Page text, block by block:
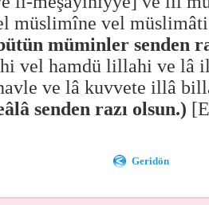
müslimîne vel
müminler senden
vel hamdü lillahi ve lâ
ve lâ kuvvete illâ
senden razı olsun.)
Geridön